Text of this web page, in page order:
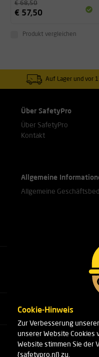
€ 68,50
€ 57,50
Produkt vergleichen
Auf Lager und vor
Über SafetyPro
Über SafetyPro
Kontakt
Allgemeine
Allgemeine
Arduinstraat 20
4827 HK Breda
Cookie-Hinweis
Zur Verbesserung
unserer Website Cookies
Website stimmen Sie der
{safetypro.nl} zu.